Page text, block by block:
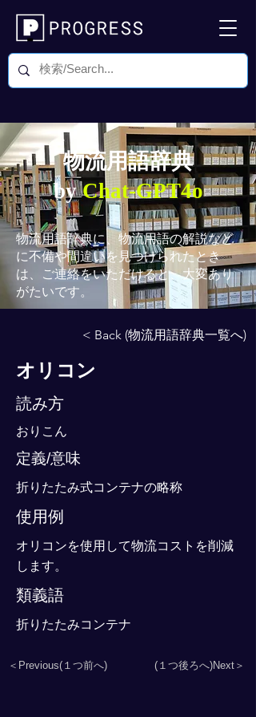
物流用語辞典
byChat-GPT4o
物流用語辞典に、物流用語の解説など
に不備や間違いを見つけられたとき
は、ご連絡をいただけると、大変あり
がたいです。
< Back (物流用語辞典一覧へ)
オリコン
読み方
おりこん
定義/意味
折りたたみ式コンテナの略称
使用例
オリコンを使用して物流コストを削減
します。
類義語
折りたたみコンテナ
＜Previous(１つ前へ) (１つ後ろへ)Next＞